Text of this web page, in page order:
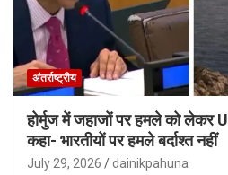
अंतर्राष्ट्रीय
होर्मुज में जहाजों पर हमले को लेकर
कहा- भारतीयों पर हमले बर्दाश्त नहीं
July 29, 2026 dainikpahuna